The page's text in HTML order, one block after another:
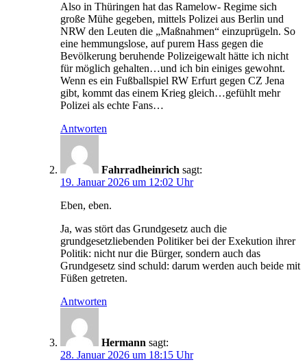
Also in Thüringen hat das Ramelow- Regime sich
große Mühe gegeben, mittels Polizei aus Berlin und
NRW den Leuten die „Maßnahmen“ einzuprügeln. So
eine hemmungslose, auf purem Hass gegen die
Bevölkerung beruhende Polizeigewalt hätte ich nicht
für möglich gehalten…und ich bin einiges gewohnt.
Wenn es ein Fußballspiel RW Erfurt gegen CZ Jena
gibt, kommt das einem Krieg gleich…gefühlt mehr
Polizei als echte Fans…
Antworten
Fahrradheinrich sagt:
19. Januar 2026 um 12:02 Uhr
Eben, eben.
Ja, was stört das Grundgesetz auch die
grundgesetzliebenden Politiker bei der Exekution ihrer
Politik: nicht nur die Bürger, sondern auch das
Grundgesetz sind schuld: darum werden auch beide mit
Füßen getreten.
Antworten
Hermann sagt:
28. Januar 2026 um 18:15 Uhr